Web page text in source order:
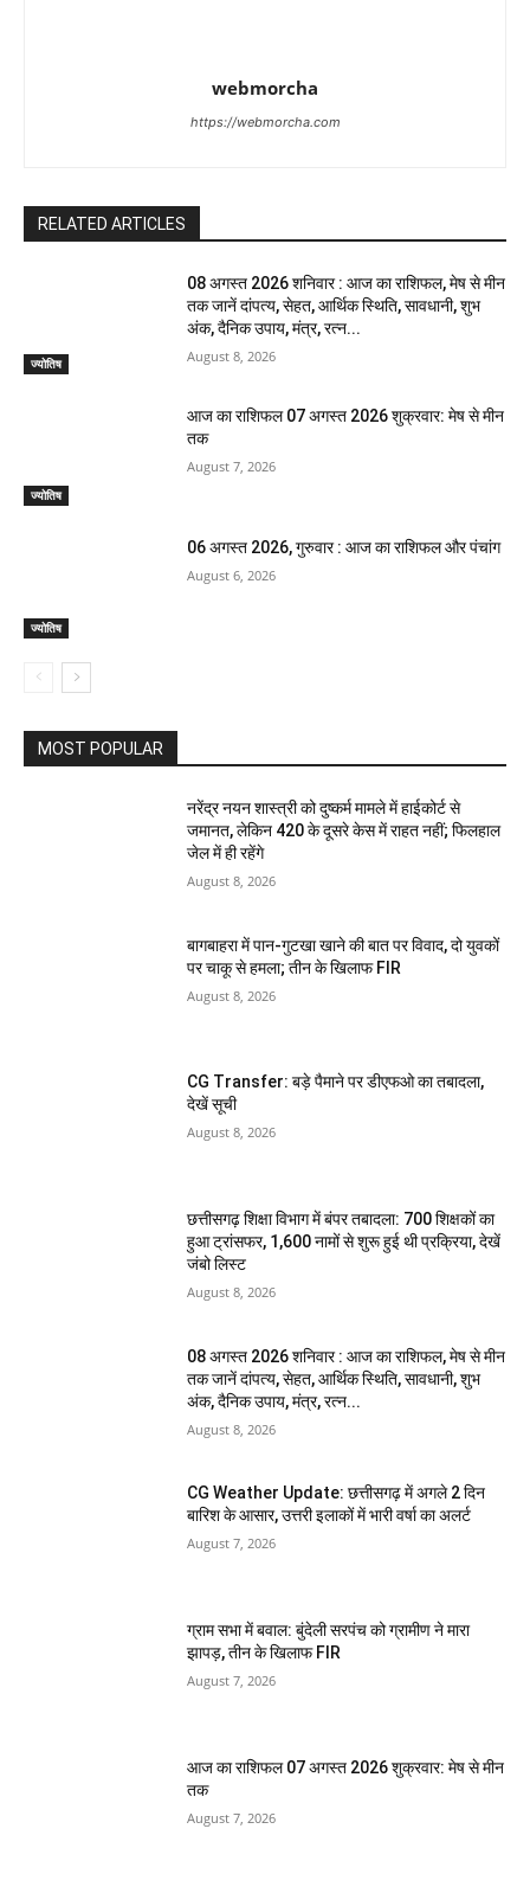
webmorcha
https://webmorcha.com
RELATED ARTICLES
ज्योतिष
08 अगस्त 2026 शनिवार : आज का राशिफल, मेष से मीन
तक जानें दांपत्य, सेहत, आर्थिक स्थिति, सावधानी, शुभ
अंक, दैनिक उपाय, मंत्र, रत्न...
August 8, 2026
ज्योतिष
आज का राशिफल 07 अगस्त 2026 शुक्रवार: मेष से मीन
तक
August 7, 2026
ज्योतिष
06 अगस्त 2026, गुरुवार : आज का राशिफल और पंचांग
August 6, 2026
MOST POPULAR
नरेंद्र नयन शास्त्री को दुष्कर्म मामले में हाईकोर्ट से
जमानत, लेकिन 420 के दूसरे केस में राहत नहीं; फिलहाल
जेल में ही रहेंगे
August 8, 2026
बागबाहरा में पान-गुटखा खाने की बात पर विवाद, दो युवकों
पर चाकू से हमला; तीन के खिलाफ FIR
August 8, 2026
CG Transfer: बड़े पैमाने पर डीएफओ का तबादला,
देखें सूची
August 8, 2026
छत्तीसगढ़ शिक्षा विभाग में बंपर तबादला: 700 शिक्षकों का
हुआ ट्रांसफर, 1,600 नामों से शुरू हुई थी प्रक्रिया, देखें
जंबो लिस्ट
August 8, 2026
08 अगस्त 2026 शनिवार : आज का राशिफल, मेष से मीन
तक जानें दांपत्य, सेहत, आर्थिक स्थिति, सावधानी, शुभ
अंक, दैनिक उपाय, मंत्र, रत्न...
August 8, 2026
CG Weather Update: छत्तीसगढ़ में अगले 2 दिन
बारिश के आसार, उत्तरी इलाकों में भारी वर्षा का अलर्ट
August 7, 2026
ग्राम सभा में बवाल: बुंदेली सरपंच को ग्रामीण ने मारा
झापड़, तीन के खिलाफ FIR
August 7, 2026
आज का राशिफल 07 अगस्त 2026 शुक्रवार: मेष से मीन
तक
August 7, 2026